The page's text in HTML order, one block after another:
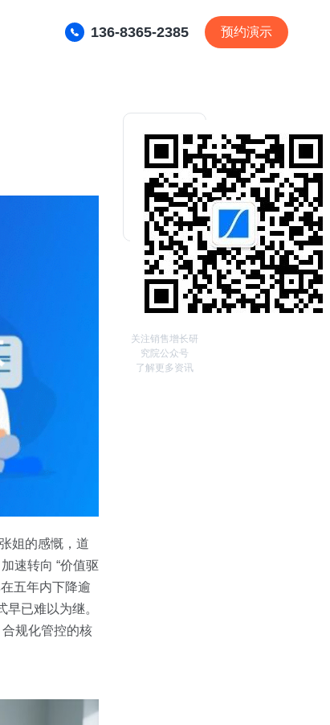
136-8365-2385 预约演示
姐的感慨，道
速转向 “价值驱
五年内下降逾
已难以为继。
规化管控的核
关注销售增长研
究院公众号
了解更多资讯